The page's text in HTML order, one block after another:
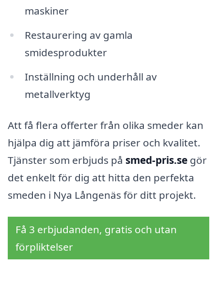
maskiner
Restaurering av gamla
smidesprodukter
Inställning och underhåll av
metallverktyg
Att få flera offerter från olika smeder kan
hjälpa dig att jämföra priser och kvalitet.
Tjänster som erbjuds på smed-pris.se gör
det enkelt för dig att hitta den perfekta
smeden i Nya Långenäs för ditt projekt.
Få 3 erbjudanden, gratis och utan
förpliktelser